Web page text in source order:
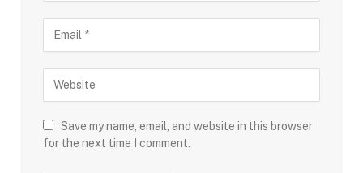
Save my name, email, and website in this browser
for the next time I comment.